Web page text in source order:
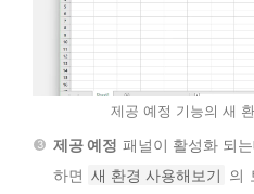
제공 예정 기능의 새
제공 예정 패널이 활성화 되
하면 새 환경 사용해보기 의